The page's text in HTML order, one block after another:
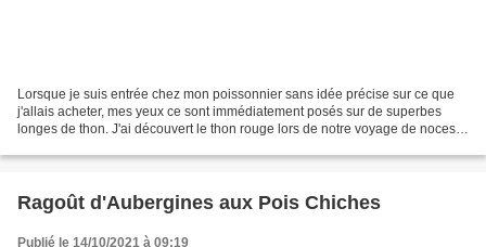
Lorsque je suis entrée chez mon poissonnier sans idée précise sur ce que
j'allais acheter, mes yeux ce sont immédiatement posés sur de superbes
longes de thon. J'ai découvert le thon rouge lors de notre voyage de noces
Ragoût d'Aubergines aux Pois Chiches
Publié le 14/10/2021 à 09:19